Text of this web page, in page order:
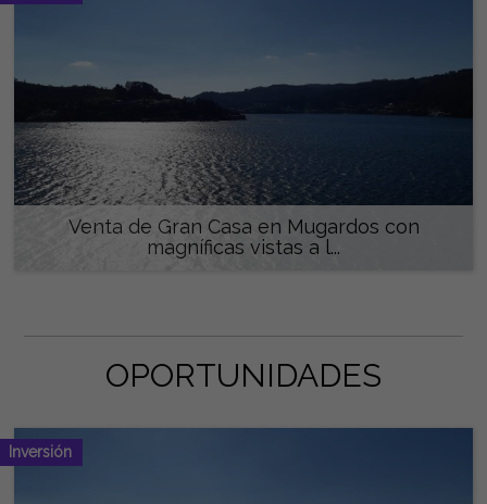
Venta de Gran Casa en Mugardos con
magníficas vistas a l...
OPORTUNIDADES
Inversión